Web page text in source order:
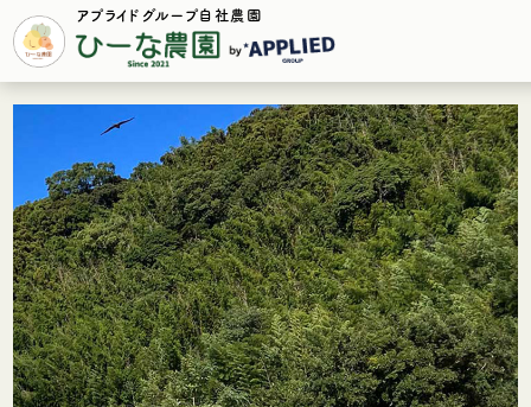
アプライドグループ自社農園